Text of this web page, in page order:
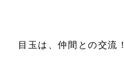
目玉は、仲間との交流！